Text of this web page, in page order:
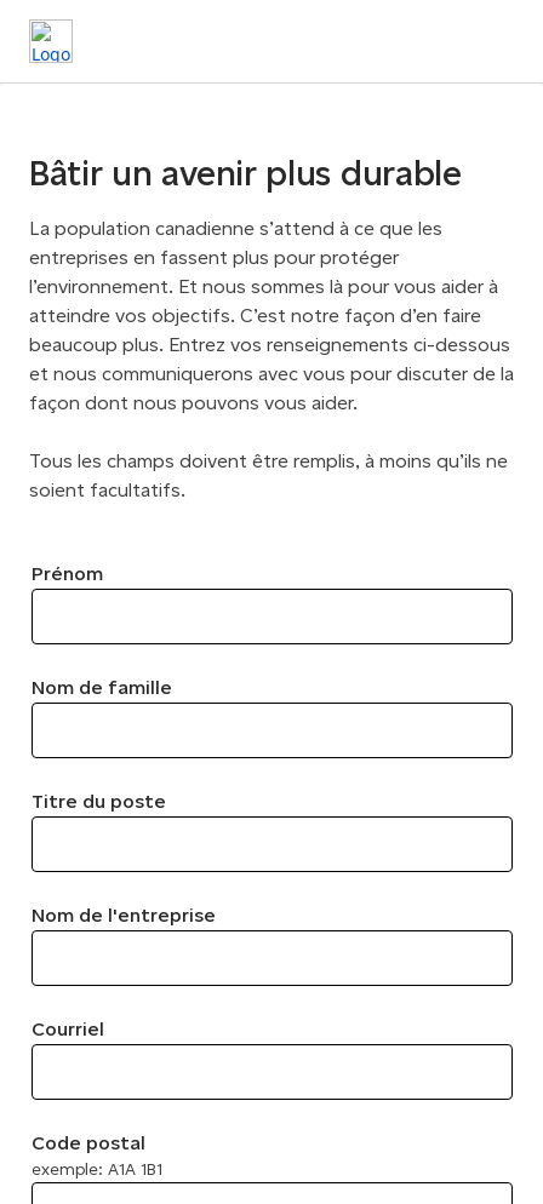
Bâtir un avenir plus durable
La population canadienne s’attend à ce que les
entreprises en fassent plus pour protéger
l’environnement. Et nous sommes là pour vous aider à
atteindre vos objectifs. C’est notre façon d’en faire
beaucoup plus. Entrez vos renseignements ci-dessous
et nous communiquerons avec vous pour discuter de la
façon dont nous pouvons vous aider.
Tous les champs doivent être remplis, à moins qu’ils ne
soient facultatifs.
Prénom
Nom de famille
Titre du poste
Nom de l'entreprise
Courriel
Code postal
exemple: A1A 1B1